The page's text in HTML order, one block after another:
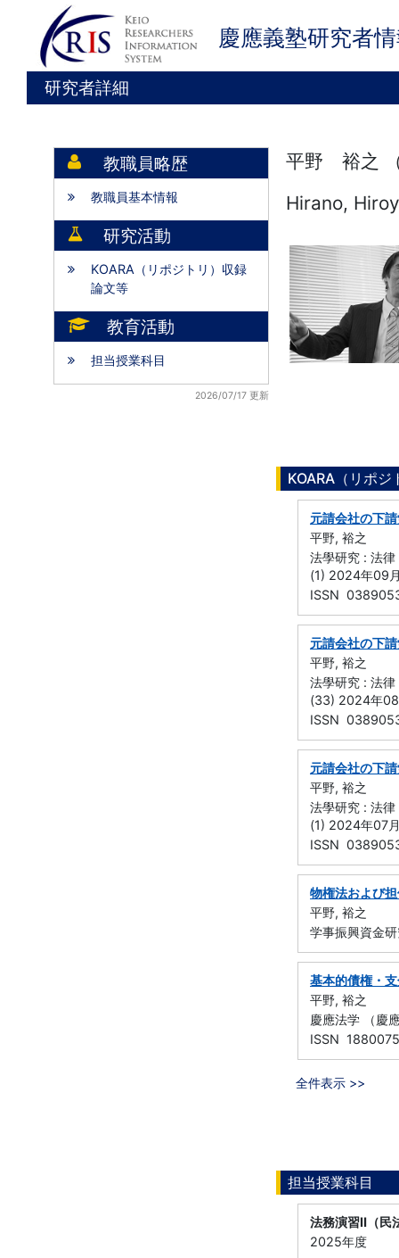
慶應義塾研究者
研究者詳細
教職員略歴
教職員基本情報
研究活動
KOARA（リポジトリ）収録
論文等
教育活動
担当授業科目
2026/07/17 更新
平野 裕之
Hirano,
KOARA（リポ
元請会社の下
平野, 裕之
法學研究 : 法
(1) 2024年09
ISSN
元請会社の下
平野, 裕之
法學研究 : 法
(33) 2024年
ISSN
元請会社の下
平野, 裕之
法學研究 : 法
(1) 2024年07
ISSN
物権法および
平野, 裕之
学事振興資金
基本的債権・
平野, 裕之
慶應法学 （慶
ISSN
全件表示 >>
担当授業科目
法務演習Ⅱ（民
2025年度